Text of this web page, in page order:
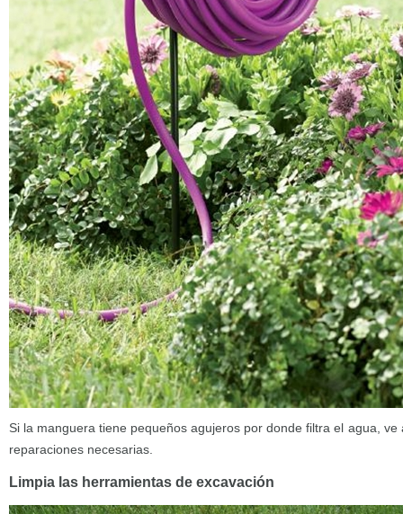
Si la manguera tiene pequeños agujeros por donde filtra el agua,
reparaciones necesarias.
Limpia las herramientas de excavación